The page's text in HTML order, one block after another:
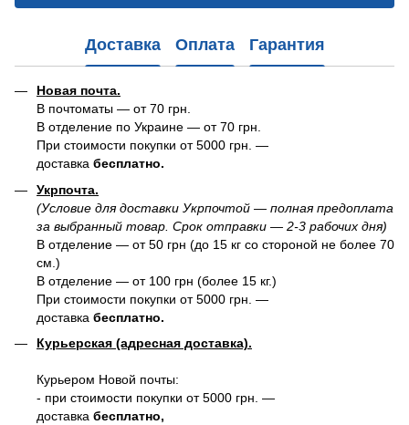
Доставка Оплата Гарантия
Новая почта.
В почтоматы — от 70 грн.
В отделение по Украине — от 70 грн.
При стоимости покупки от 5000 грн. —
доставка бесплатно.
Укрпочта.
(Условие для доставки Укрпочтой — полная предоплата
за выбранный товар. Срок отправки — 2-3 рабочих дня)
В отделение — от 50 грн (до 15 кг со стороной не более 70
см.)
В отделение — от 100 грн (более 15 кг.)
При стоимости покупки от 5000 грн. —
доставка бесплатно.
Курьерская (адресная доставка).
Курьером Новой почты:
- при стоимости покупки от 5000 грн. —
доставка бесплатно,